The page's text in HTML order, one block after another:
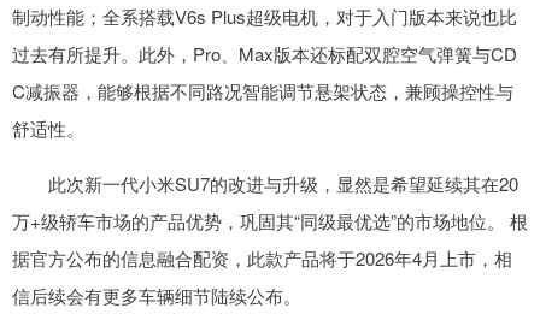
制动性能；全系搭载V6s Plus超级电机，对于入门版本来说也比
过去有所提升。此外，Pro、Max版本还标配双腔空气弹簧与CD
C减振器，能够根据不同路况智能调节悬架状态，兼顾操控性与
舒适性。
此次新一代小米SU7的改进与升级，显然是希望延续其在20
万+级轿车市场的产品优势，巩固其“同级最优选”的市场地位。 根
据官方公布的信息融合配资，此款产品将于2026年4月上市，相
信后续会有更多车辆细节陆续公布。